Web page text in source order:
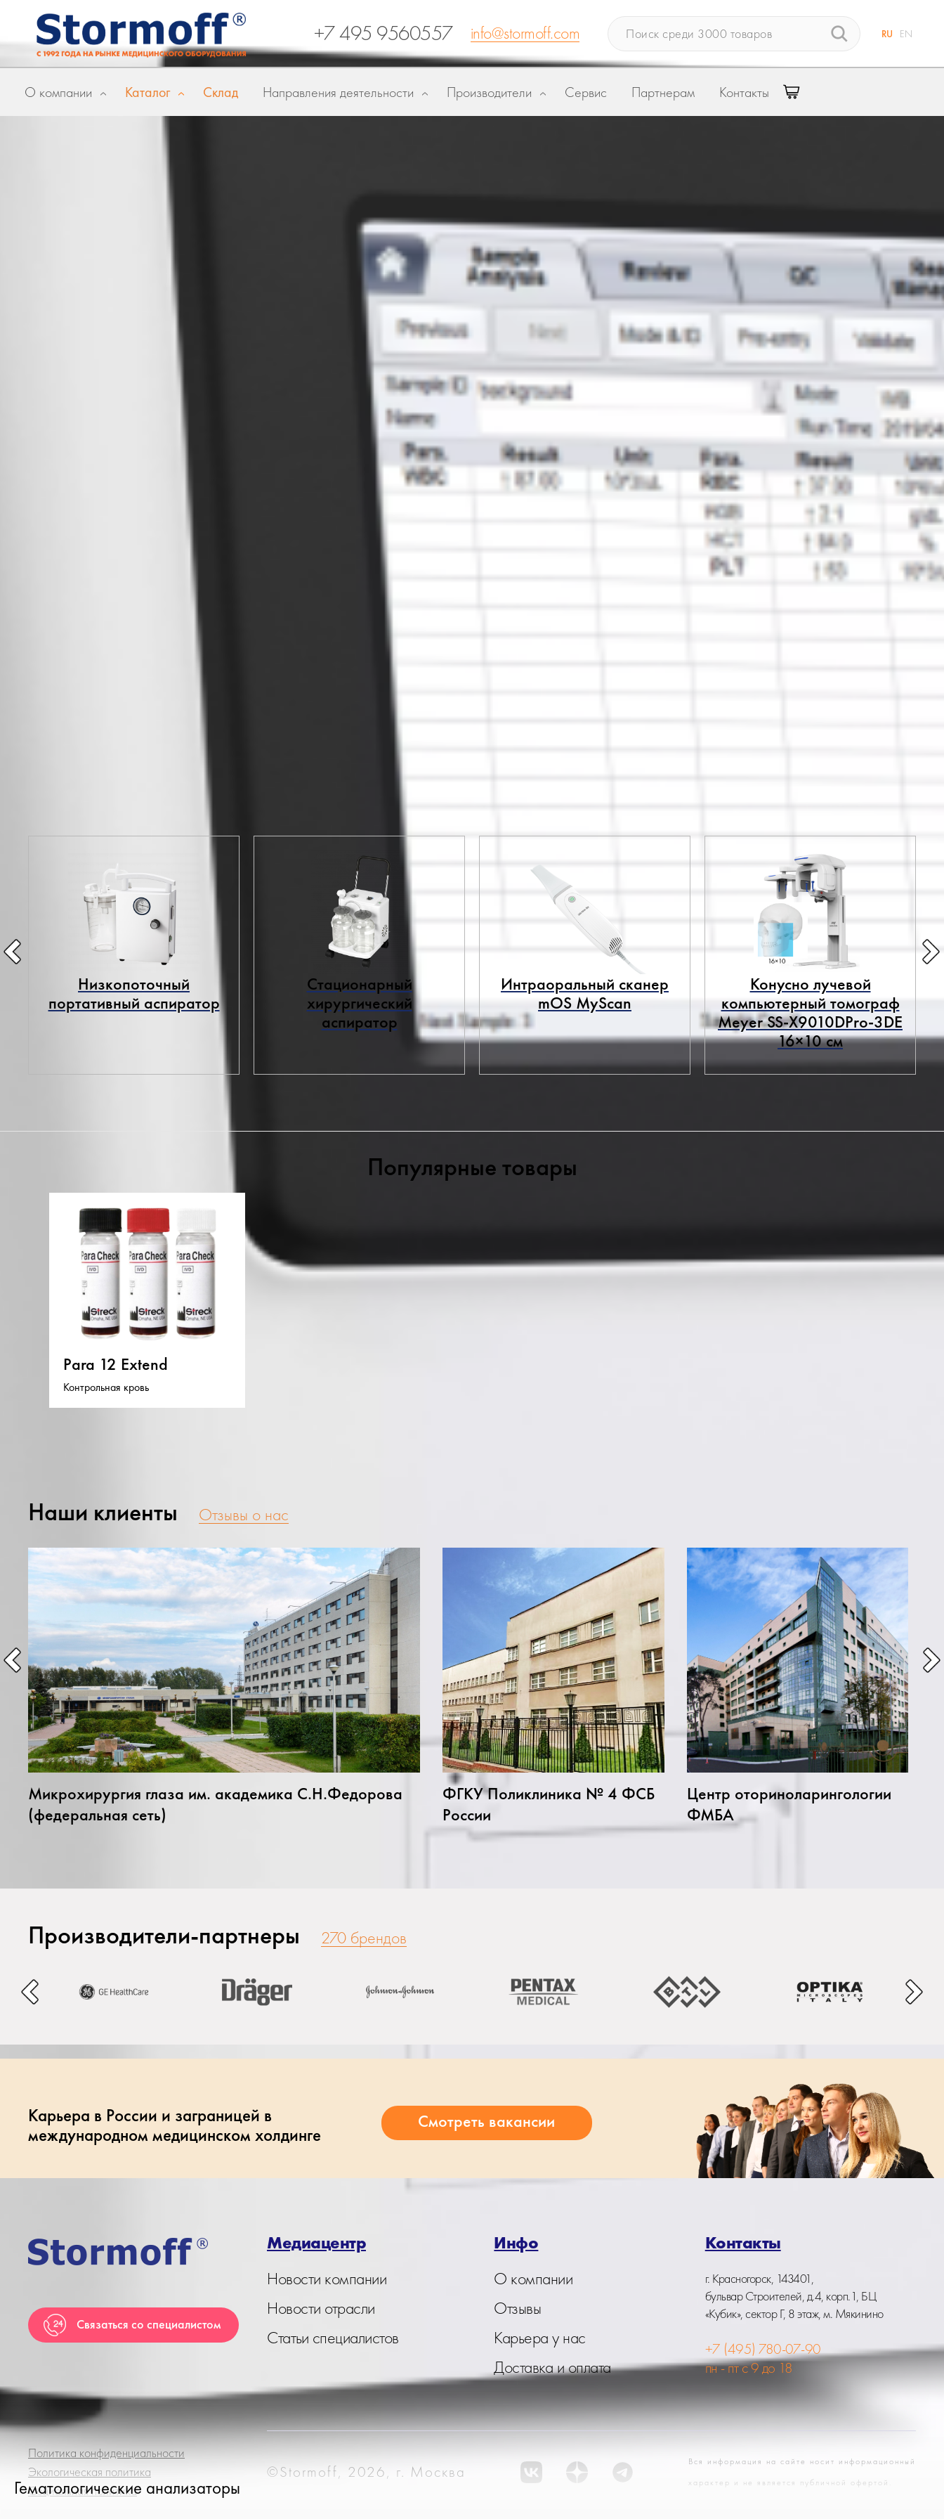
+7 495 9560557 info@stormoff.com RU EN
О компании Каталог Склад Направления деятельности Производители Сервис Партнерам Контакты
Streck Laboratories (США)
Группы оборудования Популярные товары
Streck Laboratories - американский производитель гематологических анализаторов
Компания Streck Laboratories, Inc. была основана в 1971 году доктором Вэйном
Раяном (Dr. Wayne Ryan). На раннем этапе развитие компании шло
середине семидесятых годов компания Streck начала производство
гематологических контрольных материалов. Др. Раян участвовал в разработке
первых гематологических контролей качества.
С тех пор компания заслужила мировое признание как новатор в
производстве контрольных материалов. Своим успехом компания Streck
обязана сильной команде исследователей, которые разрабатывают все
более совершенные и уникальные продукты. В настоящее время компания
контрольные материалы для гематологии
, биохимии, иммунологии
и гистологии. 25% гематологических контрольных материалов в США и 35%
всех контрольных материалов в мире произведены компанией Streck
Laboratories. Продукция компании Streck продается в 42 странах мира.
Контрольные материалы Streck Laboratories отличаются абсолютным
год основания стран поставок 25827
Гематологические анализаторы
В наличии на складе по специальной цене
Низкопоточный
портативный аспиратор
Стационарный
хирургический
аспиратор
Интраоральный сканер
mOS MyScan
Конусно лучевой
компьютерный томограф
Meyer SS-X9010DPro-3DE
16×10 см
Популярные товары
Para 12 Extend
Контрольная кровь
Наши клиенты Отзывы о нас
Микрохирургия глаза им. академика С.Н.Федорова
(федеральная сеть)
ФГКУ Поликлиника № 4 ФСБ
России
Центр оториноларингологии
ФМБА
Производители-партнеры 270 брендов
Карьера в России и заграницей в
международном медицинском холдинге
Связаться со специалистом
Политика конфиденциальности
Экологическая политика
Социальная политика
Медиацентр
Новости компании
Новости отрасли
Статьи специалистов
Инфо
О компании
Отзывы
Карьера у нас
Доставка и оплата
Контакты
г. Красногорск, 143401,
бульвар Строителей, д.4, корп.1, БЦ
«Кубик», сектор Г, 8 этаж, м. Мякинино
+7 (495) 780-07-90
пн - пт с 9 до 18
©Stormoff, 2026, г. Москва
Вся информация на сайте носит информационный
характер и не является публичной офертой.